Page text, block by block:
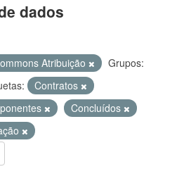
dados
Atribuição
Grupos:
Contratos
Concluídos